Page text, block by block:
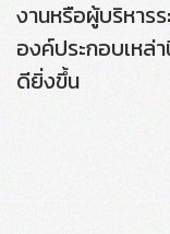
งานหรือผู้บริหาร
องค์ประกอบเหล่
ดียิ่งขึ้น